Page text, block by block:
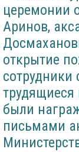
церемонии
Аринов,
открытие
сотрудники
были
письмами